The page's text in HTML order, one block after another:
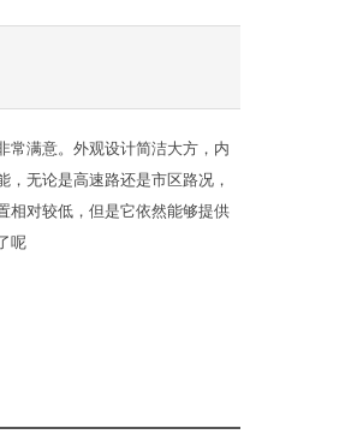
常满意。外观设计简洁大方，内
无论是高速路还是市区路况，
相对较低，但是它依然能够提供
呢